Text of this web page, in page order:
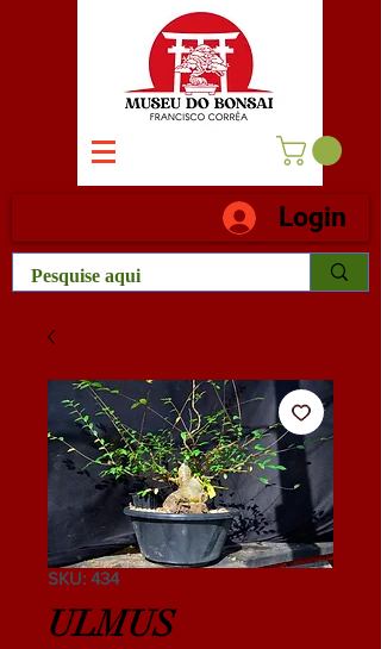
Login
SKU: 434
ULMUS